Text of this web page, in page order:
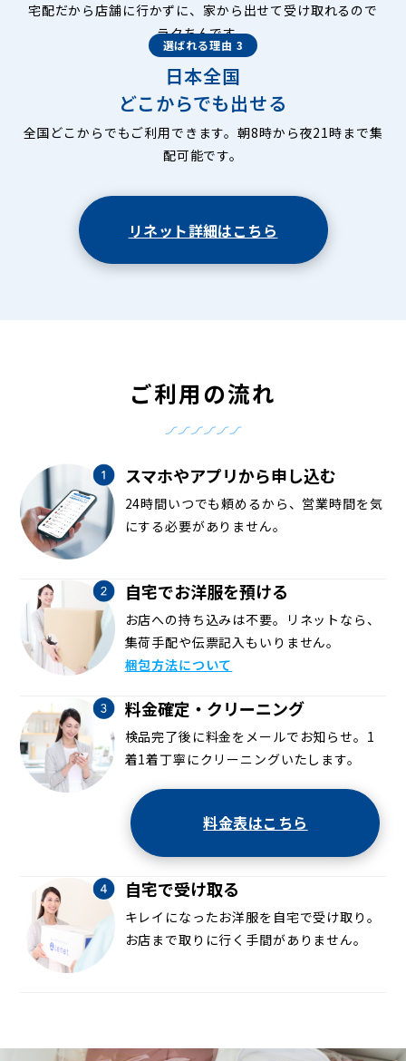
宅配だから店舗に行かずに、家から出せて受け取れるので
ラクちんです。
選ばれる理由 3
日本全国
どこからでも出せる
全国どこからでもご利用できます。朝8時から夜21時まで集
配可能です。
リネット詳細はこちら
ご利用の流れ
スマホやアプリから申し込む
24時間いつでも頼めるから、営業時間を気
にする必要がありません。
自宅でお洋服を預ける
お店への持ち込みは不要。リネットなら、
集荷手配や伝票記入もいりません。
梱包方法について
料金確定・クリーニング
検品完了後に料金をメールでお知らせ。1
着1着丁寧にクリーニングいたします。
料金表はこちら
自宅で受け取る
キレイになったお洋服を自宅で受け取り。
お店まで取りに行く手間がありません。